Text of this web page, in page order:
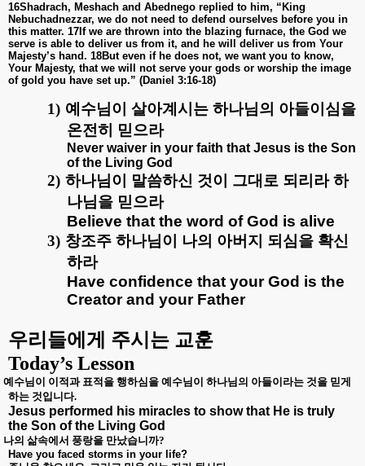
16Shadrach, Meshach and Abednego replied to him, “King
Nebuchadnezzar, we do not need to defend ourselves before you in
this matter. 17If we are thrown into the blazing furnace, the God we
serve is able to deliver us from it, and he will deliver us from Your
Majesty’s hand. 18But even if he does not, we want you to know,
Your Majesty, that we will not serve your gods or worship the image
of gold you have set up.” (Daniel 3:16-18)
1) 예수님이 살아계시는 하나님의 아들이심을
온전히 믿으라
Never waiver in your faith that Jesus is the Son
of the Living God
2) 하나님이 말씀하신 것이 그대로 되리라 하
나님을 믿으라
Believe that the word of God is alive
3) 창조주 하나님이 나의 아버지 되심을 확신
하라
Have confidence that your God is the
Creator and your Father
우리들에게 주시는 교훈
Today’s Lesson
예수님이 이적과 표적을 행하심을 예수님이 하나님의 아들이라는 것을 믿게
하는 것입니다.
Jesus performed his miracles to show that He is truly
the Son of the Living God
나의 삶속에서 풍랑을 만났습니까?
Have you faced storms in your life?